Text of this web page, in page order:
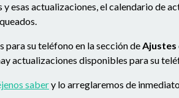
esas actualizaciones, el calendario de
para su teléfono en la sección deAjustes
actualizaciones disponibles para su
sabery lo arreglaremos de